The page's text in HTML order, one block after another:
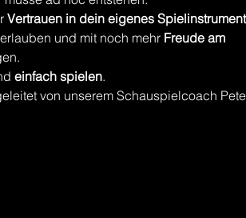
Vertrauen in dein eigenes Spielinstrument
und mit noch mehr Freude am
einfach spielen.
von unserem Schauspielcoach